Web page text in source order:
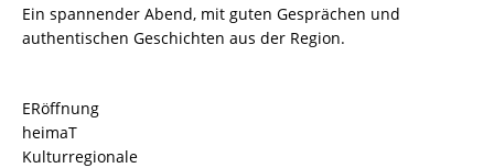
Ein spannender Abend, mit guten Gesprächen und
authentischen Geschichten aus der Region.
ERöffnung
heimaT
Kulturregionale